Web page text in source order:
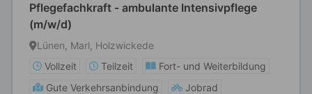
Pflegefachkraft - ambulante Intensivpflege
(m/w/d)
Lünen, Marl, Holzwickede
Vollzeit
Teilzeit
Fort- und Weiterbildung
Gute Verkehrsanbindung
Jobrad